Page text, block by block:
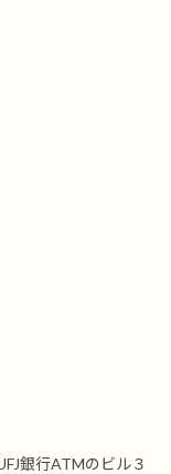
銀行ATMのビル３